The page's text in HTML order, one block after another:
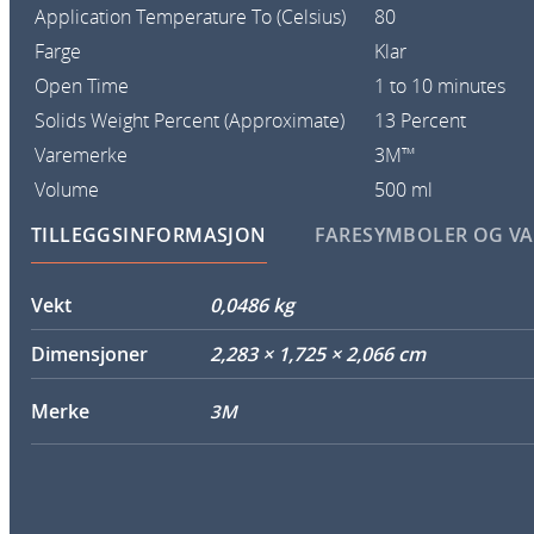
Application Temperature To (Celsius)
80
Farge
Klar
Open Time
1 to 10 minutes
Solids Weight Percent (Approximate)
13 Percent
Varemerke
3M™
Volume
500 ml
TILLEGGSINFORMASJON FARESYMBOLER OG
Vekt
0,0486 kg
Dimensjoner
2,283 × 1,725 × 2,066 cm
Merke 3M